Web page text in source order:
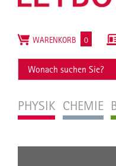
PHYSIK CHEMIE
WARENKORB 0